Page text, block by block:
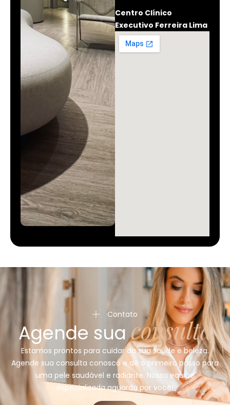
Centro Clínico
Executivo Ferreira Lima
Contato
Agende suaconsulta
Estamos prontos para cuidar da sua saúde e beleza.
Agende sua consulta conosco e dê o primeiro passo para
uma pele saudável e radiante. Nossa equipe
especializada aguarda por você!